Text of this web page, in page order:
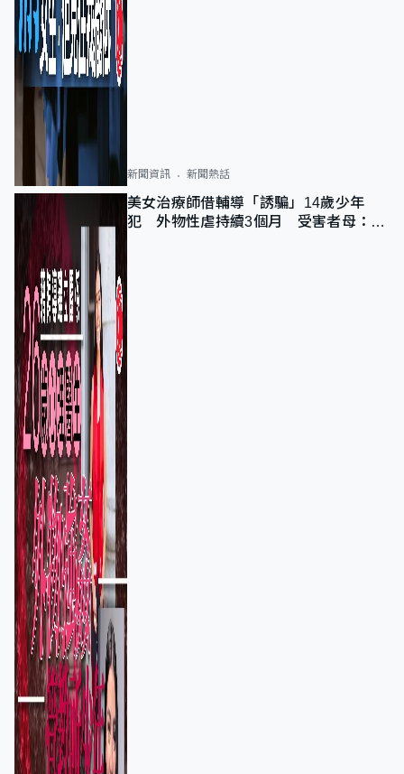
新聞資訊 新聞熱話
美女治療師借輔導「誘騙」14歲少年
犯 外物性虐持續3個月 受害者母：要